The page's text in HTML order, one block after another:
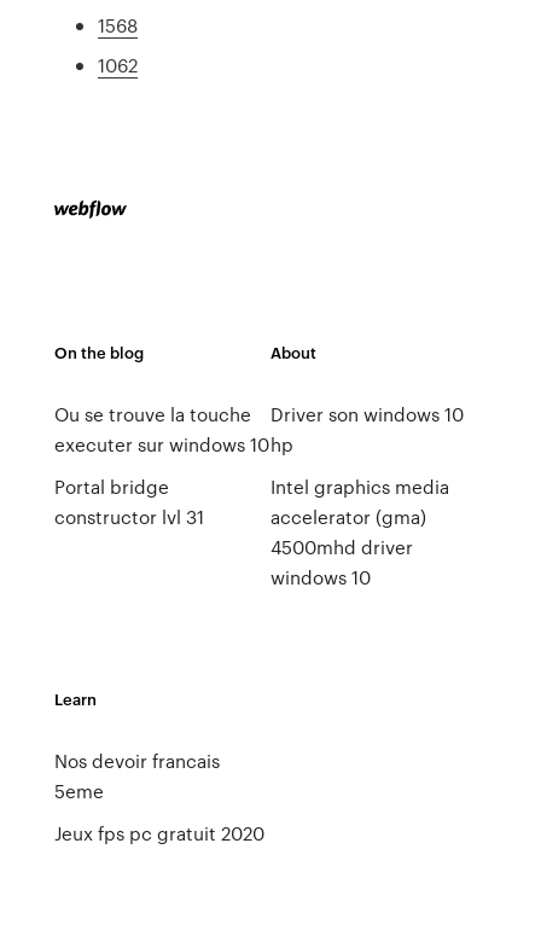
1568
1062
On the blog
Ou se trouve la touche
executer sur windows 10
Portal bridge
constructor lvl 31
About
Driver son windows 10
hp
Intel graphics media
accelerator (gma)
4500mhd driver
windows 10
Learn
Nos devoir francais
5eme
Jeux fps pc gratuit 2020